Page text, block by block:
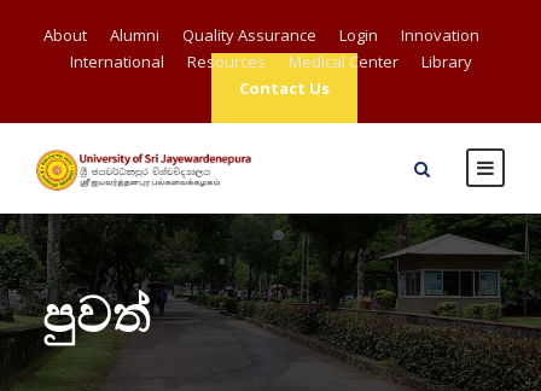
About Alumni Quality Assurance Login
Innovation
International
Resources Medical Center
Library
Contact Us
පුවත්